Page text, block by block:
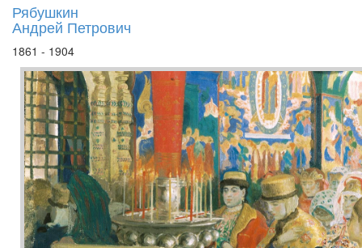
Рябушкин
Андрей Петрович
1861 - 1904